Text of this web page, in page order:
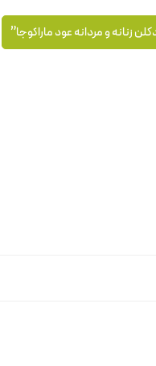
زنانه و مردانه عود ماراکوجا”